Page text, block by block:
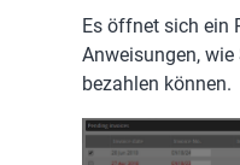
Es öffnet sich ein
Anweisungen,
bezahlen können.